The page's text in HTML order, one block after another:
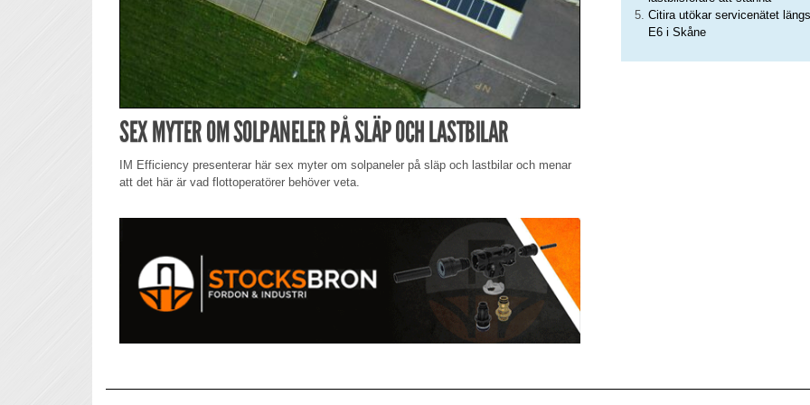
SEX MYTER OM SOLPANELER PÅ SLÄP OCH LASTBILAR
IM Efficiency presenterar här sex myter om solpaneler på släp och lastbilar och menar
att det här är vad flottoperatörer behöver veta.
Citira utökar servicenätet längs
E6 i Skåne